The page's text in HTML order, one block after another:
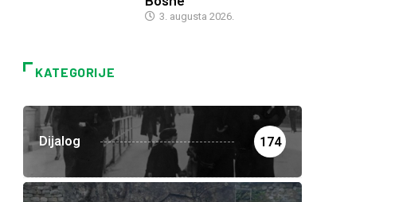
3. augusta 2026.
KATEGORIJE
Dijalog 174